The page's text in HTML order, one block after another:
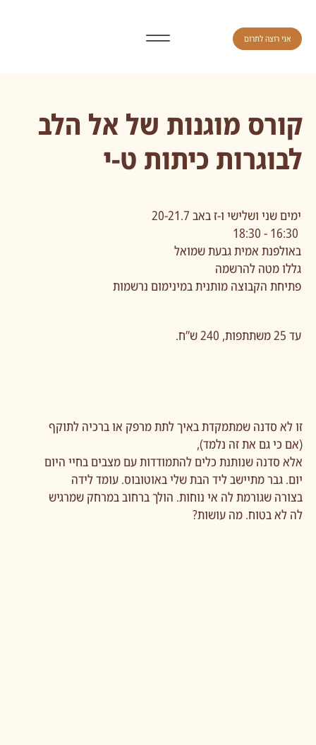
אני רוצה לתרום
ימים שני ושלישי ו-ז באב 20-21.7
באולפנת אמית גבעת שמואל
גללו מטה להרשמה
פתיחת הקבוצה מותנית במינימום נרשמות
עד 25 משתתפות, 240 ש”ח.
זו לא סדנה שמתמקדת באיך לתת מרפק או ברכיה לתוקף
(אם כי גם את זה נלמד),
אלא סדנה שנותנת כלים להתמודדות עם מצבים בחיי היום
יום. גבר מתיישב ליד הבת שלי באוטובוס. עומד לידה
בצורה שגורמת לה אי נוחות. הולך ברחוב במרחק שמרגיש
לה לא בטוח. מה עושות?
קורס מוגנות של אל הלב
לבוגרות כיתות ט-י